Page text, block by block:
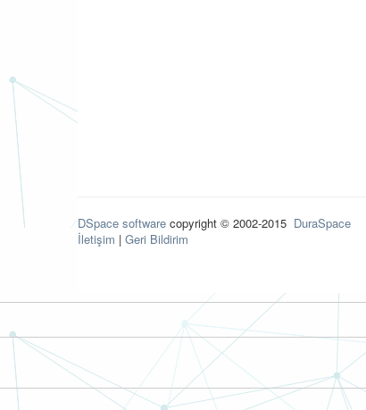
DSpace software copyright © 2002-2015 DuraSpace
İletişim | Geri Bildirim